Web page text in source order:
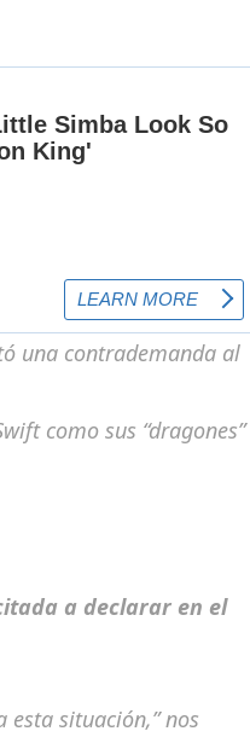
una contrademanda al
como sus “dragones”
a declarar en el
situación,” nos